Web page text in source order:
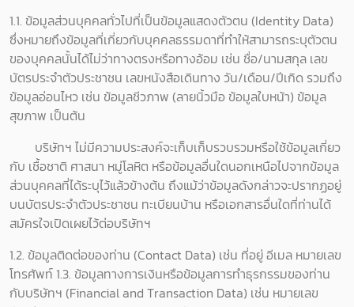
1.1. ข้อมูลส่วนบุคคลทั่วไปที่เป็นข้อมูลแสดงตัวตน (Identity Data)
ซึ่งหมายถึงข้อมูลที่เกี่ยวกับบุคคลธรรมดาที่ทำให้สามารถระบุตัวตน
ของบุคคลนั้นได้ไม่ว่าทางตรงหรือทางอ้อม เช่น ชื่อ/นามสกุล เลข
บัตรประจำตัวประชาชน เลขหนังสือเดินทาง วัน/เดือน/ปีเกิด รวมถึง
ข้อมูลอ่อนไหว เช่น ข้อมูลชีวภาพ (ลายนิ้วมือ ข้อมูลใบหน้า) ข้อมูล
สุขภาพ เป็นต้น
บริษัทฯ ไม่มีความประสงค์จะเก็บเก็บรวบรวมหรือใช้ข้อมูลเกี่ยว
กับ เชื้อชาติ ศาสนา หมู่โลหิต หรือข้อมูลอื่นใดนอกเหนือไปจากข้อมูล
ส่วนบุคคลที่ได้ระบุไว้แล้วข้างต้น ถึงแม้ว่าข้อมูลดังกล่าวจะปรากฏอยู่
บนบัตรประจำตัวประชาชน ทะเบียนบ้าน หรือเอกสารอื่นใดที่ท่านได้
สมัครใจเปิดเผยไว้ต่อบริษัทฯ
1.2. ข้อมูลติดต่อของท่าน (Contact Data) เช่น ที่อยู่ อีเมล หมายเลข
โทรศัพท์ 1.3. ข้อมูลทางการเงินหรือข้อมูลการทำธุรกรรมของท่าน
กับบริษัทฯ (Financial and Transaction Data) เช่น หมายเลข